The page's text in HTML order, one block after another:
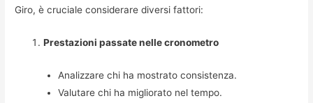
Giro, è cruciale considerare diversi fattori:
Prestazioni passate nelle cronometro
Analizzare chi ha mostrato consistenza.
Valutare chi ha migliorato nel tempo.